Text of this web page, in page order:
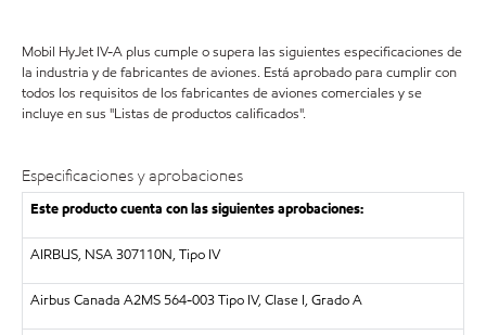
Mobil HyJet IV-A plus cumple o supera las siguientes especificaciones de
la industria y de fabricantes de aviones. Está aprobado para cumplir con
todos los requisitos de los fabricantes de aviones comerciales y se
incluye en sus "Listas de productos calificados".
Especificaciones y aprobaciones
Este producto cuenta con las siguientes aprobaciones:
AIRBUS, NSA 307110N, Tipo IV
Airbus Canada A2MS 564-003 Tipo IV, Clase I, Grado A